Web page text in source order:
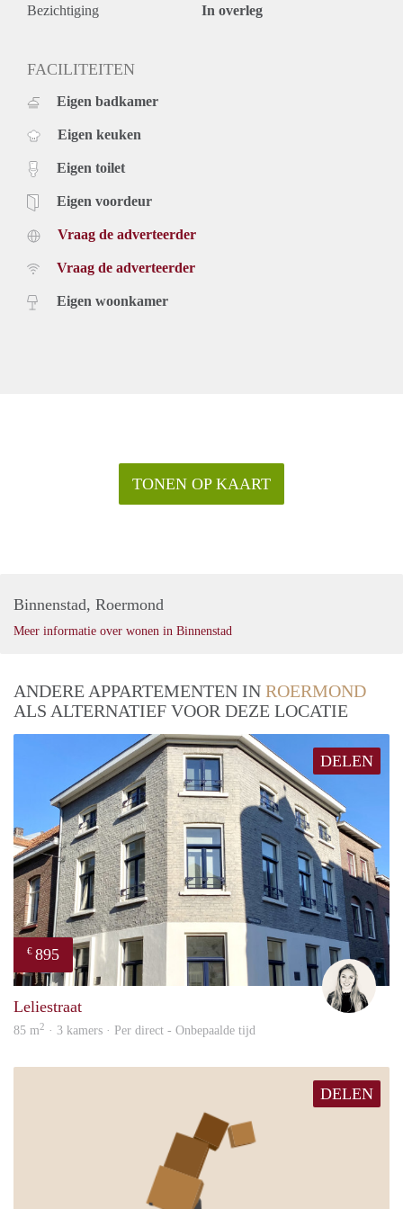
LET OP: De gepresenteerde foto's zijn impressie foto's van
Huurgegevens:
* Servicekosten: € 50,00 per maand (incl. waterverbruik);
* Huurtermijn bedraagt minimaal 24 maanden
* Niet geschikt voor studenten en huurders onder de 25 jaar
Bezichtiging In overleg
FACILITEITEN
Eigen badkamer
Eigen keuken
Eigen toilet
Eigen voordeur
Vraag de adverteerder
Vraag de adverteerder
Eigen woonkamer
TONEN OP KAART
Binnenstad, Roermond
Meer informatie over wonen in Binnenstad
ANDERE APPARTEMENTEN IN ROERMOND
ALS ALTERNATIEF VOOR DEZE LOCATIE
DELEN
€ 895
Fleur
Leliestraat
85 m2 · 3 kamers · Per direct - Onbepaalde tijd
DELEN